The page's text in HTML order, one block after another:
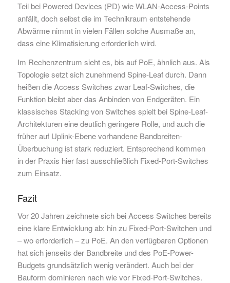
Teil bei Powered Devices (PD) wie WLAN-Access-Points
anfällt, doch selbst die im Technikraum entstehende
Abwärme nimmt in vielen Fällen solche Ausmaße an,
dass eine Klimatisierung erforderlich wird.
Im Rechenzentrum sieht es, bis auf PoE, ähnlich aus. Als
Topologie setzt sich zunehmend Spine-Leaf durch. Dann
heißen die Access Switches zwar Leaf-Switches, die
Funktion bleibt aber das Anbinden von Endgeräten. Ein
klassisches Stacking von Switches spielt bei Spine-Leaf-
Architekturen eine deutlich geringere Rolle, und auch die
früher auf Uplink-Ebene vorhandene Bandbreiten-
Überbuchung ist stark reduziert. Entsprechend kommen
in der Praxis hier fast ausschließlich Fixed-Port-Switches
zum Einsatz.
Fazit
Vor 20 Jahren zeichnete sich bei Access Switches bereits
eine klare Entwicklung ab: hin zu Fixed-Port-Switchen und
– wo erforderlich – zu PoE. An den verfügbaren Optionen
hat sich jenseits der Bandbreite und des PoE-Power-
Budgets grundsätzlich wenig verändert. Auch bei der
Bauform dominieren nach wie vor Fixed-Port-Switches.